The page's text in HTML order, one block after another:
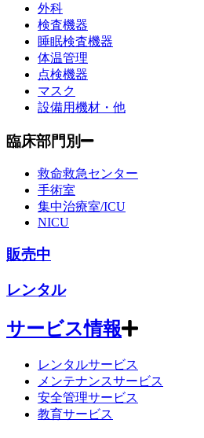
外科
検査機器
睡眠検査機器
体温管理
点検機器
マスク
設備用機材・他
臨床部門別
救命救急センター
手術室
集中治療室/ICU
NICU
販売中
レンタル
サービス情報
レンタルサービス
メンテナンスサービス
安全管理サービス
教育サービス